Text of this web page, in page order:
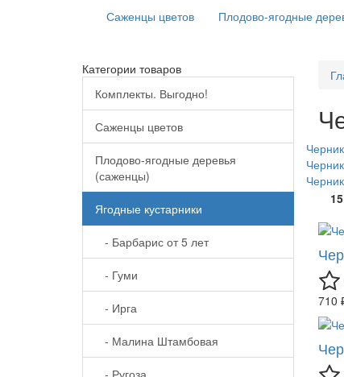
Саженцы цветов Плодово-ягодные
Категории товаров
Комплекты. Выгодно!
Саженцы цветов
Плодово-ягодные деревья
(саженцы)
Ягодные кустарники
- Барбарис от 5 лет
- Гуми
- Ирга
- Малина Штамбовая
710